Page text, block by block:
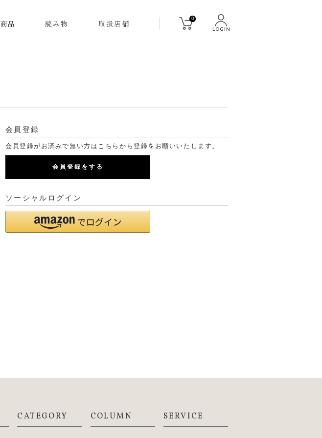
商品 読み物 取扱店舗
0
LOGIN
会員登録
会員登録がお済みで無い方はこちらから登録をお願いいたします。
会員登録をする
ソーシャルログイン
CATEGORY COLUMN SERVICE